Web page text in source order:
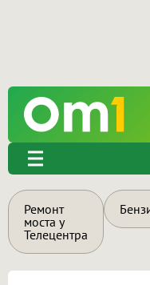
Ремонт
моста у
Телецентра